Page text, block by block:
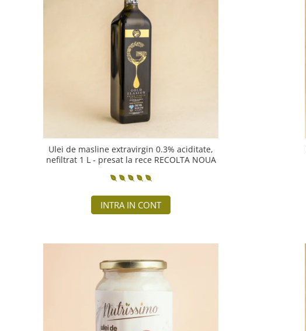
CREME ȘI PASTE TARTINABILE
PRODUSE ECO / ORGANICE
PRODUSE ROMÂNEȘTI
Ulei de masline extravirgin 0.3% aciditate,
nefiltrat 1 L - presat la rece RECOLTA NOUA
INTRA IN CONT